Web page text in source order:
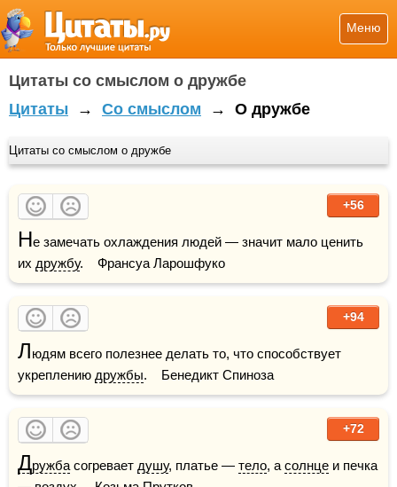
Меню
Цитаты со смыслом о дружбе
Цитаты → Со смыслом → О дружбе
Цитаты со смыслом о дружбе
+56
Не замечать охлаждения людей — значит мало ценить
их дружбу.    Франсуа Ларошфуко
+94
Людям всего полезнее делать то, что способствует
укреплению дружбы.    Бенедикт Спиноза
+72
Дружба согревает душу, платье — тело, а солнце и печка